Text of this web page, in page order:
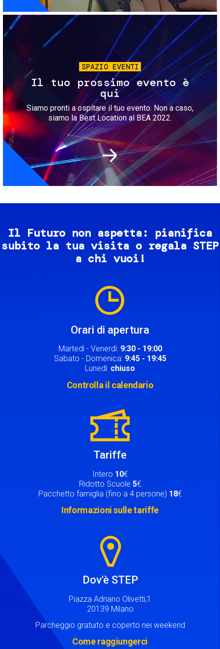
Immagine
SPAZIO EVENTI
Il tuo prossimo evento è
qui
Siamo pronti a ospitare il tuo evento. Non a caso,
siamo la Best Location al BEA 2022.
Il Futuro non aspetta: pianifica
subito la tua visita o regala STEP
a chi vuoi!
Orari di apertura
Martedì - Venerdì: 9:30 - 19:00
Sabato - Domenica: 9:45 - 19:45
Lunedì: chiuso
Controlla il calendario
Tariffe
Intero 10€
Ridotto Scuole 5€
Pacchetto famiglia (fino a 4 persone) 18€
Informazioni sulle tariffe
Dov'è STEP
Piazza Adriano Olivetti,1
20139 Milano
Parcheggio gratuito e coperto nei weekend
Come raggiungerci